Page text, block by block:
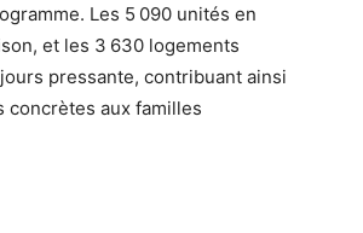
Les 5 090 unités en
et les 3 630 logements
pressante, contribuant ainsi
concrètes aux familles